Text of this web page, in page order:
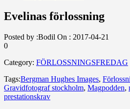
Evelinas förlossning
Posted by :Bodil On : 2017-04-21
0
Category: FÖRLOSSNINGSFREDAG
Tags:Bergman Hughes Images,
Gravidfotograf stockholm, Magpodden,
prestationskrav